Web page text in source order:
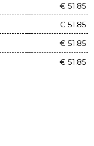
€ 51.85
€ 51.85
€ 51.85
€ 51.85